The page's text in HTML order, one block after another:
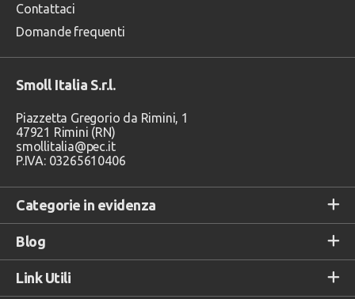
Categorie in evidenza
Blog
Link Utili
Contattaci
Domande frequenti
Smoll Italia S.r.l.
Piazzetta Gregorio da Rimini, 1
47921 Rimini (RN)
smollitalia@pec.it
P.IVA: 03265610406